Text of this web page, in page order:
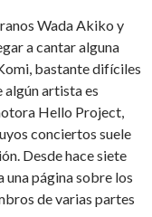
Wada Akiko y
a cantar alguna
bastante difíciles
algún artista es
Hello Project,
conciertos suele
Desde hace siete
página sobre los
de varias partes